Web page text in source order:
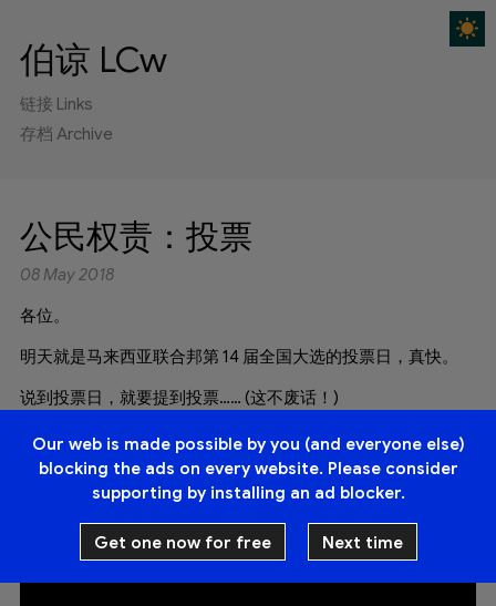
伯谅 LCw
链接 Links
存档 Archive
公民权责：投票
08 May 2018
各位。
明天就是马来西亚联合邦第 14 届全国大选的投票日，真快。
说到投票日，就要提到投票…… (这不废话！)
以目前的政局而言，政党都在鼓励选民回家投票，而
YouTubers 也不落人后，其中受瞩目的改编歌曲有彤彤的《去
投票啦》(改编自黄明志《啪啪啪》)、Cody 的《漂向对岸》
汉杰演唱的《议员》(改编自薛之谦《演员》)。
☀️
Our web is made possible by you (and everyone else)
blocking the ads on every website. Please consider
supporting by installing an ad blocker.
Get one now for free Next time